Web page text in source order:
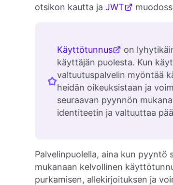
otsikon kautta ja JWT
Käyttötunnus
on
käyttäjän puolesta. Kun
valtuutuspalvelin myöntää
heidän oikeuksistaan ja
seuraavan pyynnön
identiteetin ja valtuuttaa
Palvelinpuolella, aina kun
mukanaan kelvollinen
purkamisen, allekirjoituksen ja